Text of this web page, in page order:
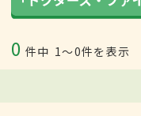
0 件中 1〜0件を表示